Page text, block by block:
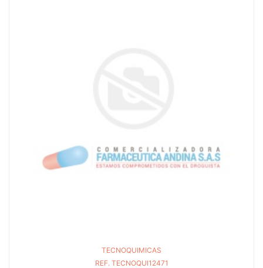
TECNOQUIMICAS
REF. TECNOQUI12471